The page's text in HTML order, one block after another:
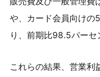
や、カード会員向けの
り、前期比98.5パーセ
これらの結果、営業